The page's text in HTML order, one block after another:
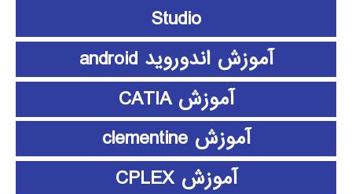
Studio
آموزش اندوروید android
آموزش CATIA
آموزش clementine
آموزش CPLEX